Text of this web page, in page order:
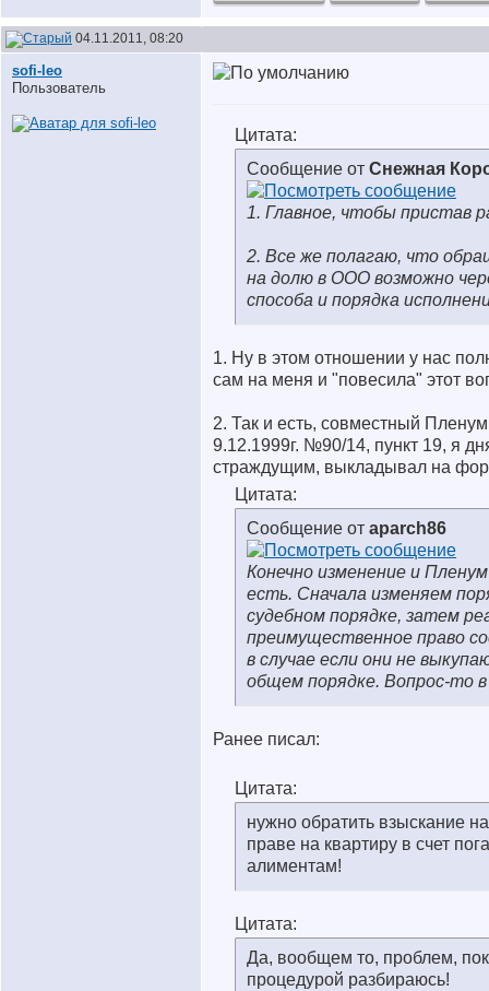
04.11.2011, 08:20
sofi-leo
Пользователь
Цитата:
Сообщение от Снежная
1. Главное, чтобы пристав
2. Все же полагаю, что
на долю в ООО возможно
способа и порядка
1. Ну в этом отношении у нас
сам на меня и "повесила" этот
2. Так и есть, совместный
9.12.1999г. №90/14, пункт 19, я
страждущим, выкладывал на
Цитата:
Сообщение от aparch86
Конечно изменение и
есть. Сначала изменяем
судебном порядке, затем
преимущественное право
в случае если они не
общем порядке. Вопрос-то
Ранее писал:
Цитата:
нужно обратить взыскание
праве на квартиру в счет
алиментам!
Цитата:
Да, вообщем то, проблем,
процедурой разбираюсь!